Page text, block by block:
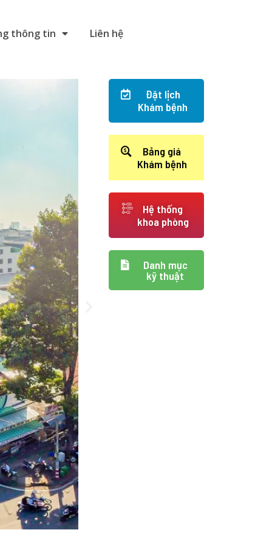
thông tin Liên hệ
Đặt lịch
Khám bệnh
Bảng giá
Khám bệnh
Hệ thống
khoa phòng
Danh mục
kỹ thuật